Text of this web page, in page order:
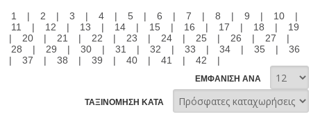
1 | 2 | 3 | 4 | 5 | 6 | 7 | 8 | 9 | 10
|
11
| 12 | 13 | 14 | 15 | 16 | 17 | 18 |
19
|
20 | 21 | 22 | 23 | 24 | 25 | 26 | 27
|
28
| 29 | 30 | 31 | 32 | 33 | 34 | 35 |
36
|
37 | 38 | 39 | 40 | 41 | 42 |
ΕΜΦΑΝΙΣΗ ΑΝΑ
ΤΑΞΙΝΟΜΗΣΗ ΚΑΤΑ